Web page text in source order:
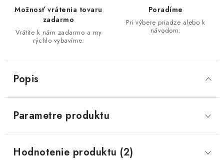
Možnosť vrátenia tovaru
zadarmo
Vrátite k nám zadarmo a my
rýchlo vybavíme.
Poradíme
Pri výbere priadze alebo k
návodom.
Popis
Parametre produktu
Hodnotenie produktu (2)